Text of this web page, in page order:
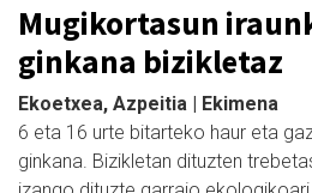
Mugikortasun
ginkana bizikletaz
Ekoetxea, Azpeitia | Ekimena
6 eta 16 urte bitarteko haur eta
ginkana. Bizikletan dituzten